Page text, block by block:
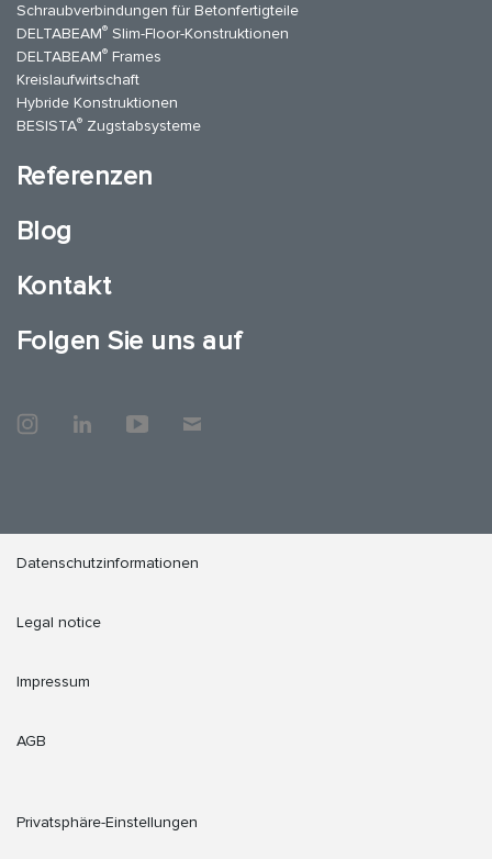
Schraubverbindungen für Betonfertigteile
DELTABEAM® Slim-Floor-Konstruktionen
DELTABEAM® Frames
Kreislaufwirtschaft
Hybride Konstruktionen
BESISTA® Zugstabsysteme
Referenzen
Blog
Kontakt
Folgen Sie uns auf
Datenschutzinformationen
Legal notice
Impressum
AGB
Privatsphäre-Einstellungen